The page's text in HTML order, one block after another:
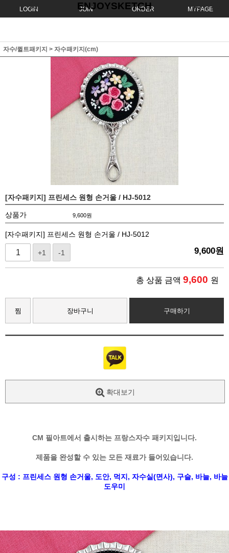
LOGIN JOIN ORDER MYPAGE
ENJOYSKETCH
자수/퀼트패키지 > 자수패키지(cm)
[자수패키지] 프린세스 원형 손거울 / HJ-5012
상품가 9,600원
[자수패키지] 프린세스 원형 손거울 / HJ-5012
+1 -1 9,600원
총 상품 금액 9,600 원
찜 장바구니 구매하기
확대보기
CM 필아트에서 출시하는 프랑스자수 패키지입니다.
제품을 완성할 수 있는 모든 재료가 들어있습니다.
구성 : 프린세스 원형 손거울, 도안, 먹지, 자수실(면사), 구슬, 바늘, 바늘
도우미